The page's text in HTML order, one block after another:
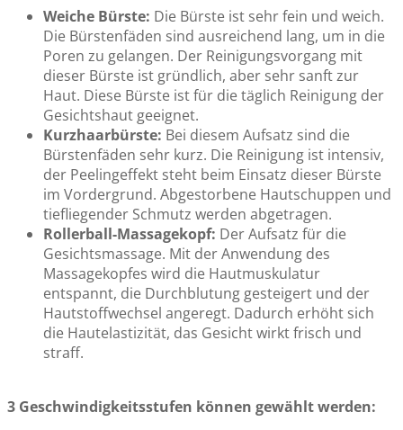
Weiche Bürste: Die Bürste ist sehr fein und weich.
Die Bürstenfäden sind ausreichend lang, um in die
Poren zu gelangen. Der Reinigungsvorgang mit
dieser Bürste ist gründlich, aber sehr sanft zur
Haut. Diese Bürste ist für die täglich Reinigung der
Gesichtshaut geeignet.
Kurzhaarbürste: Bei diesem Aufsatz sind die
Bürstenfäden sehr kurz. Die Reinigung ist intensiv,
der Peelingeffekt steht beim Einsatz dieser Bürste
im Vordergrund. Abgestorbene Hautschuppen und
tiefliegender Schmutz werden abgetragen.
Rollerball-Massagekopf: Der Aufsatz für die
Gesichtsmassage. Mit der Anwendung des
Massagekopfes wird die Hautmuskulatur
entspannt, die Durchblutung gesteigert und der
Hautstoffwechsel angeregt. Dadurch erhöht sich
die Hautelastizität, das Gesicht wirkt frisch und
straff.
3 Geschwindigkeitsstufen können gewählt werden: